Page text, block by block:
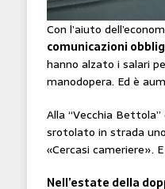
Con l’aiuto
comunicazioni
hanno alzato i salari
manodopera. Ed è
Alla “Vecchia
srotolato in strada
«Cercasi cameriere».
Nell’estate della